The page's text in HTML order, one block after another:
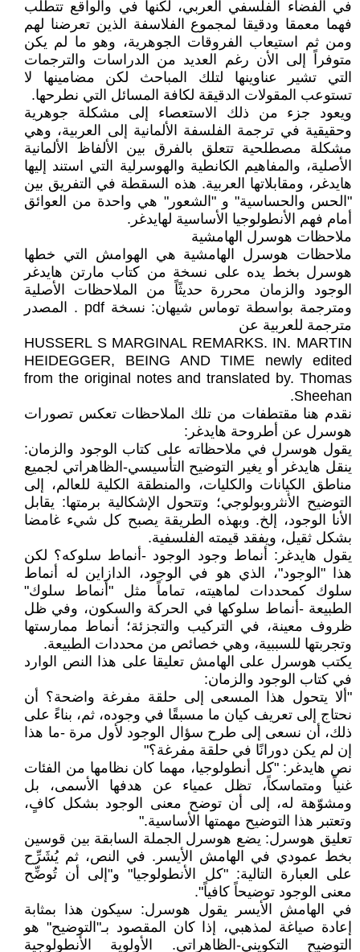
في الفضاء الفلسفي العربي، لكنها في والواقع تتطلب
فهما معمقا ودقيقا لمجموع الفلاسفة الذين تعرضنا لهم
ومن ثم استيعاب الفروقات الجوهرية، وهو ما لم يكن
متوفراً إلى الأن رغم العديد من الدراسات والترجمات
التي تشير عناوينها لتلك المباحث لكن مضامينها لا
تستوعب المقولات الدقيقة لكافة المسائل التي نطرحها.
ويعود جزء من ذلك الاستعصاء إلى مشكلة جوهرية
وحقيقية في ترجمة الفلسفة الألمانية إلى العربية، وهي
مشكلة مصطلحية تتعلق بالفرق بين الألفاظ الألمانية
الأصلية، والمفاهيم الكانطية والهوسرلية التي استند إليها
هايدغر، ومقابلاتها العربية. هذه السقطة في التفريق بين
"الحس والحساسية" و "الشعور" هي واحدة من العوائق
أمام فهم الأنطولوجيا الأساسية لهايدغر.
ملاحظات هوسرل الهامشية
ملاحظات هوسرل الهامشية هي الهوامش التي خطها
هوسرل بخط يده على نسخة من كتاب مارتن هايدغر
الوجود والزمان محررة حديثًاً من الملاحظات الأصلية
ومترجمة بواسطة توماس شيهان: نسخة pdf . المصدر
مترجمة للعربية عن
HUSSERL S MARGINAL REMARKS. IN. MARTIN
HEIDEGGER, BEING AND TIME newly edited
from the original notes and translated by. Thomas
Sheehan.
نقدم هنا مقتطفات من تلك الملاحظات تعكس تصورات
هوسرل عن أطروحة هايدغر:
يقول هوسرل في ملاحظاته على كتاب الوجود والزمان:
ينقل هايدغر أو يغير التوضيح التأسيسي-الظاهراتي لجميع
مناطق الكيانات والكليات، والمنطقة الكلية للعالم، إلى
التوضيح الأنثروبولوجي؛ وتتحول الإشكالية برمتها: يقابل
الأنا الوجود، إلخ. وبهذه الطريقة يصبح كل شيء غامضا
بشكل ثقيل، ويفقد قيمته الفلسفية.
يقول هايدغر: أنماط وجود الوجود -أنماط سلوكه؟ لكن
هذا "الوجود"، الذي هو في الوجود، الدازاين له أنماط
سلوك كمحددات لماهيته، تماماً مثل "أنماط سلوك"
الطبيعة -أنماط سلوكها في الحركة والسكون، وفي ظل
ظروف معينة، في التركيب والتجزئة؛ أنماط ممارستها
وتجربتها للسببية، وهي خصائص من محددات الطبيعة.
يكتب هوسرل على الهامش تعليقا على هذا النص الوارد
في كتاب الوجود والزمان:
"ألا يتحول هذا المسعى إلى حلقة مفرغة واضحة؟ أن
نحتاج إلى تعريف كيان ما مسبقًا في وجوده، ثم، بناءً على
ذلك، أن نسعى إلى طرح سؤال الوجود لأول مرة -ما هذا
إن لم يكن دورانًا في حلقة مفرغة؟"
نص هايدغر: "كل أنطولوجيا، مهما كان نظامها من الفئات
غنياً ومتماسكاً، تظل عمياء عن هدفها الأسمى، بل
ومشوّهة له، إلى أن توضح معنى الوجود بشكل كافٍ،
وتعتبر هذا التوضيح مهمتها الأساسية."
تعليق هوسرل: يضع هوسرل الجملة السابقة بين قوسين
بخط عمودي في الهامش الأيسر. في النص، ثم يُشَرِّح
على العبارة التالية: "كل الأنطولوجيا" و"إلى أن تُوضِّح
معنى الوجود توضيحاً كافياً".
في الهامش الأيسر يقول هوسرل: سيكون هذا بمثابة
إعادة صياغة لمذهبي، إذا كان المقصود بـ"التوضيح" هو
التوضيح التكويني-الظاهراتي. الأولوية الأنطولوجية